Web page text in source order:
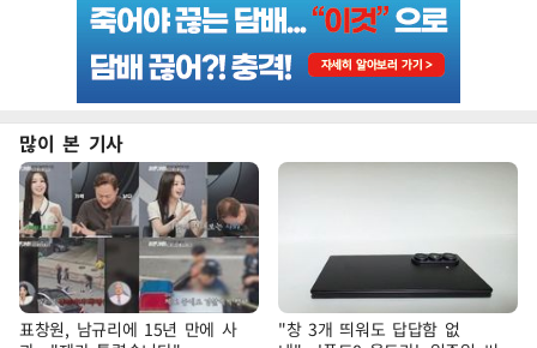
많이 본 기사
표창원, 남규리에 15년 만에 사
"창 3개 띄워도 답답함 없